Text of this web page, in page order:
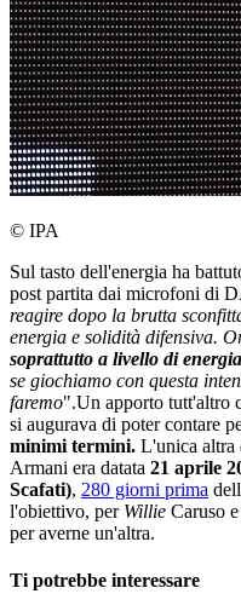
© IPA
Sul tasto dell'energia ha
post partita dai microfoni di
reagire dopo la brutta
energia e solidità difensiva.
soprattutto a livello di
se giochiamo con questa
faremo".Un apporto tutt'altro
si augurava di poter contare
minimi termini. L'unica
Armani era datata 21 aprile
Scafati), 280 giorni prima
l'obiettivo, per Willie Caruso
per averne un'altra.
Ti potrebbe interessare